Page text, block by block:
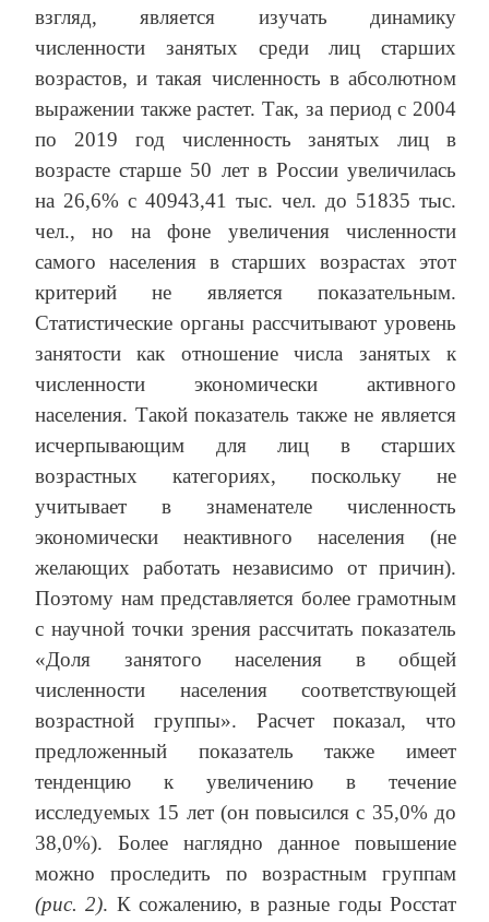
взгляд, является изучать динамику
численности занятых среди лиц старших
возрастов, и такая численность в абсолютном
выражении также растет. Так, за период с 2004
по 2019 год численность занятых лиц в
возрасте старше 50 лет в России увеличилась
на 26,6% с 40943,41 тыс. чел. до 51835 тыс.
чел., но на фоне увеличения численности
самого населения в старших возрастах этот
критерий не является показательным.
Статистические органы рассчитывают уровень
занятости как отношение числа занятых к
численности экономически активного
населения. Такой показатель также не является
исчерпывающим для лиц в старших
возрастных категориях, поскольку не
учитывает в знаменателе численность
экономически неактивного населения (не
желающих работать независимо от причин).
Поэтому нам представляется более грамотным
с научной точки зрения рассчитать показатель
«Доля занятого населения в общей
численности населения соответствующей
возрастной группы». Расчет показал, что
предложенный показатель также имеет
тенденцию к увеличению в течение
исследуемых 15 лет (он повысился с 35,0% до
38,0%). Более наглядно данное повышение
можно проследить по возрастным группам
(рис. 2). К сожалению, в разные годы Росстат